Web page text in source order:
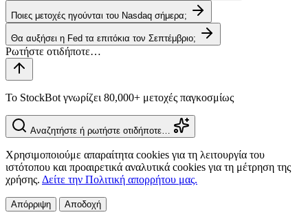
Ποιες μετοχές ηγούνται του Nasdaq σήμερα;
Θα αυξήσει η Fed τα επιτόκια τον Σεπτέμβριο;
Το StockBot γνωρίζει 80,000+ μετοχές παγκοσμίως
Αναζητήστε ή ρωτήστε οτιδήποτε…
Χρησιμοποιούμε απαραίτητα cookies για τη λειτουργία του
ιστότοπου και προαιρετικά αναλυτικά cookies για τη μέτρηση της
χρήσης. Δείτε την Πολιτική απορρήτου μας.
Απόρριψη Αποδοχή